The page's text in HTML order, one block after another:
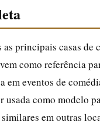
principais casas de
como referência
em eventos de
usada como modelo
em outras